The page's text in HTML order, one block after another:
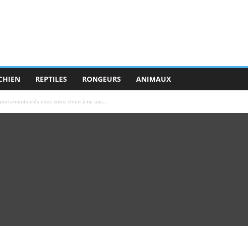
REPTILES RONGEURS ANIMAUX
clés chez votre chien à ne pas...